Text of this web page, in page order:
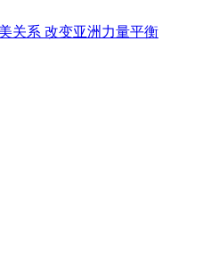
关系 改变亚洲力量平衡